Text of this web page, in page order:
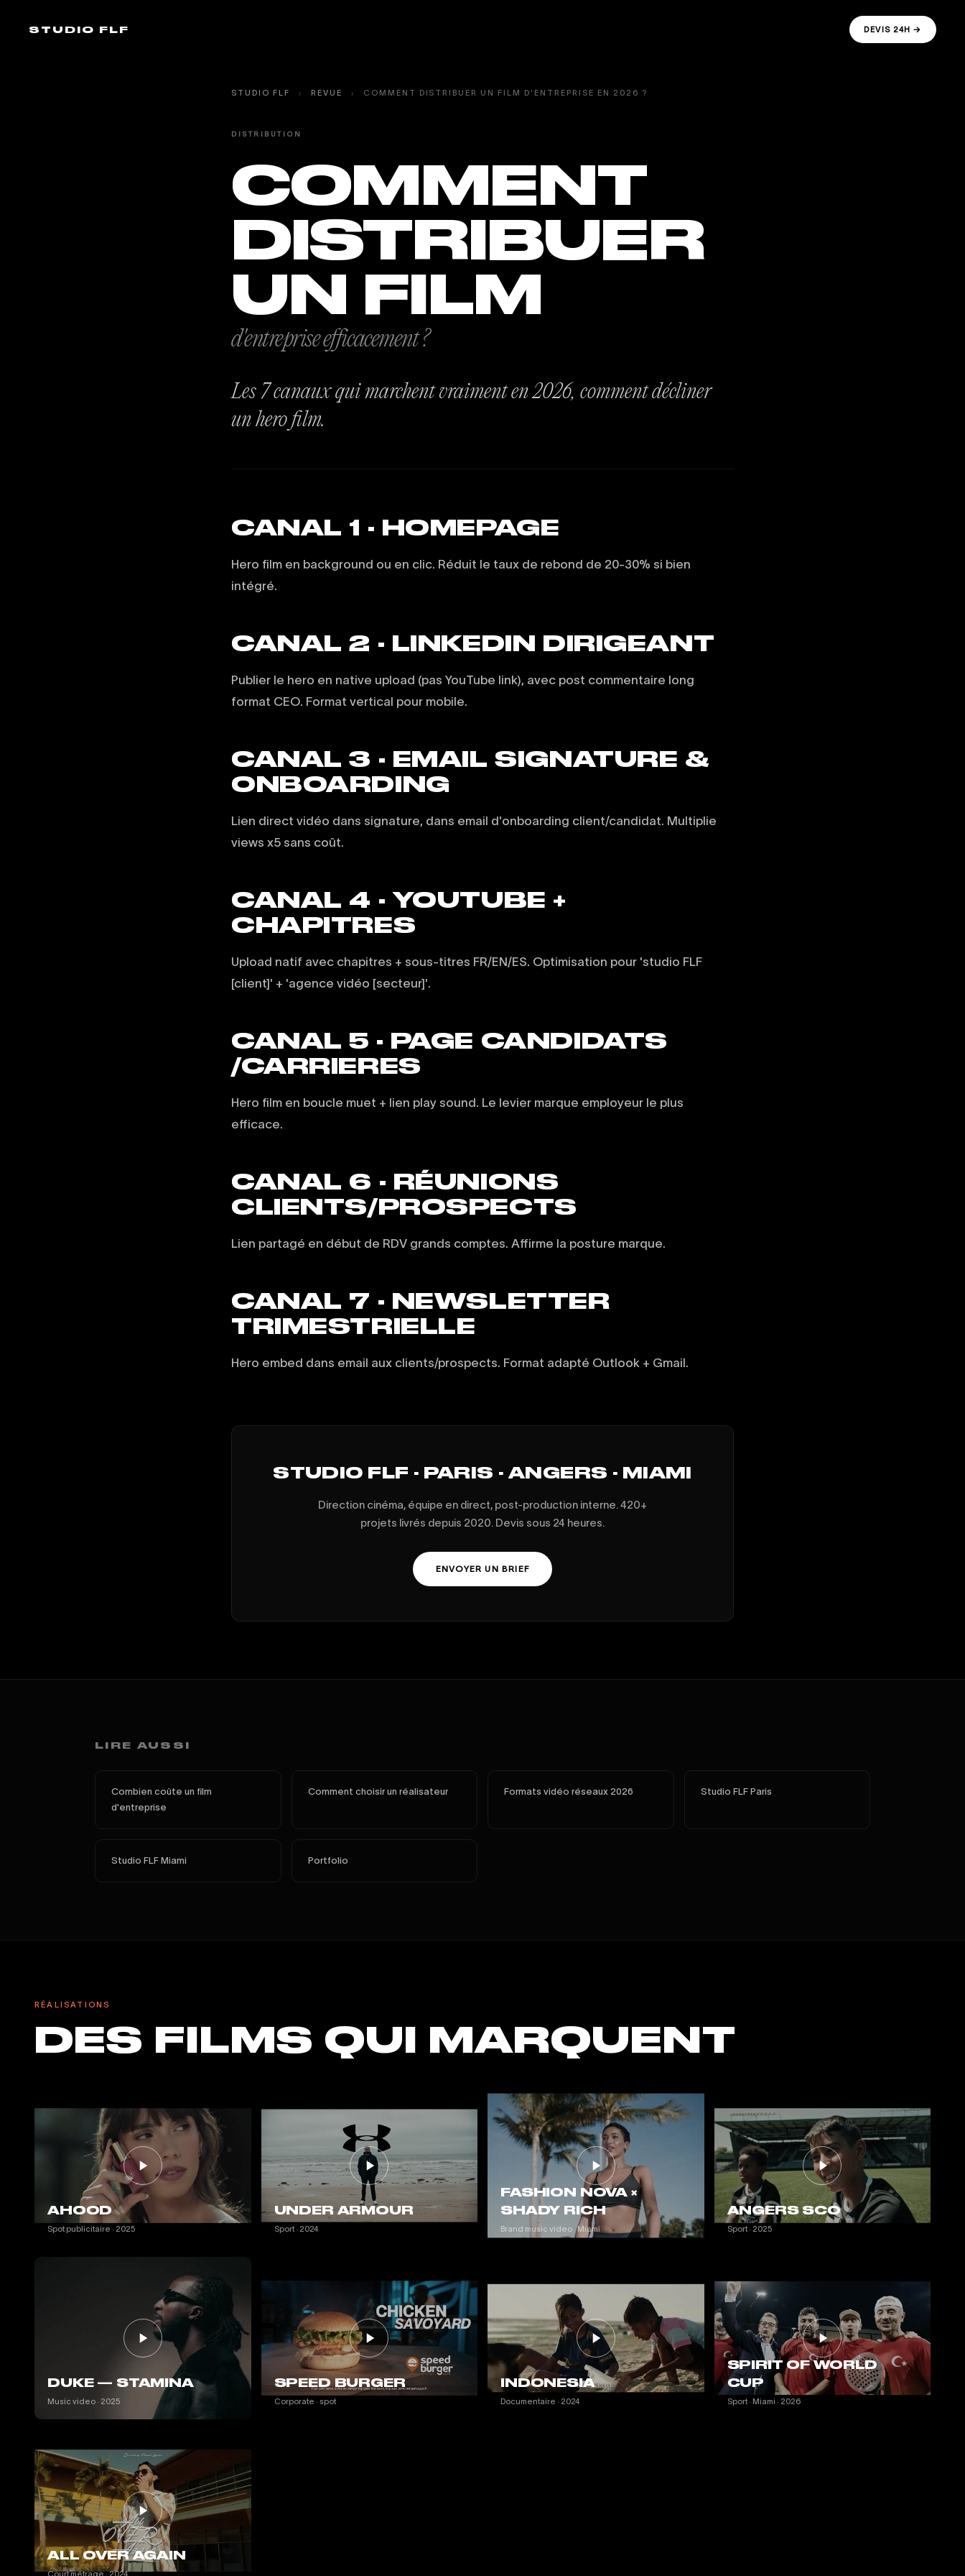
STUDIO FLF DEVIS 24H →
STUDIO FLF › REVUE › COMMENT DISTRIBUER UN FILM D'ENTREPRISE EN 2026 ?
DISTRIBUTION
COMMENT
DISTRIBUER
UN FILM
d'entreprise efficacement ?
Les 7 canaux qui marchent vraiment en 2026, comment décliner
un hero film.
CANAL 1 · HOMEPAGE
Hero film en background ou en clic. Réduit le taux de rebond de 20-30% si bien
intégré.
CANAL 2 · LINKEDIN DIRIGEANT
Publier le hero en native upload (pas YouTube link), avec post commentaire long
format CEO. Format vertical pour mobile.
CANAL 3 · EMAIL SIGNATURE &
ONBOARDING
Lien direct vidéo dans signature, dans email d'onboarding client/candidat. Multiplie
views x5 sans coût.
CANAL 4 · YOUTUBE +
CHAPITRES
Upload natif avec chapitres + sous-titres FR/EN/ES. Optimisation pour 'studio FLF
[client]' + 'agence vidéo [secteur]'.
CANAL 5 · PAGE CANDIDATS
/CARRIERES
Hero film en boucle muet + lien play sound. Le levier marque employeur le plus
efficace.
CANAL 6 · RÉUNIONS
CLIENTS/PROSPECTS
Lien partagé en début de RDV grands comptes. Affirme la posture marque.
CANAL 7 · NEWSLETTER
TRIMESTRIELLE
Hero embed dans email aux clients/prospects. Format adapté Outlook + Gmail.
STUDIO FLF · PARIS · ANGERS · MIAMI
Direction cinéma, équipe en direct, post-production interne. 420+
projets livrés depuis 2020. Devis sous 24 heures.
ENVOYER UN BRIEF
LIRE AUSSI
Combien coûte un film
d'entreprise
Comment choisir un réalisateur Formats vidéo réseaux 2026 Studio FLF Paris
Studio FLF Miami Portfolio
RÉALISATIONS
DES FILMS QUI MARQUENT
AHOOD
Spot publicitaire · 2025
UNDER ARMOUR
Sport · 2024
FASHION NOVA ×
SHADY RICH
Brand music video · Miami
ANGERS SCO
Sport · 2025
DUKE — STAMINA
Music video · 2025
SPEED BURGER
Corporate · spot
INDONESIA
Documentaire · 2024
SPIRIT OF WORLD
CUP
Sport · Miami · 2026
ALL OVER AGAIN
Court métrage · 2024